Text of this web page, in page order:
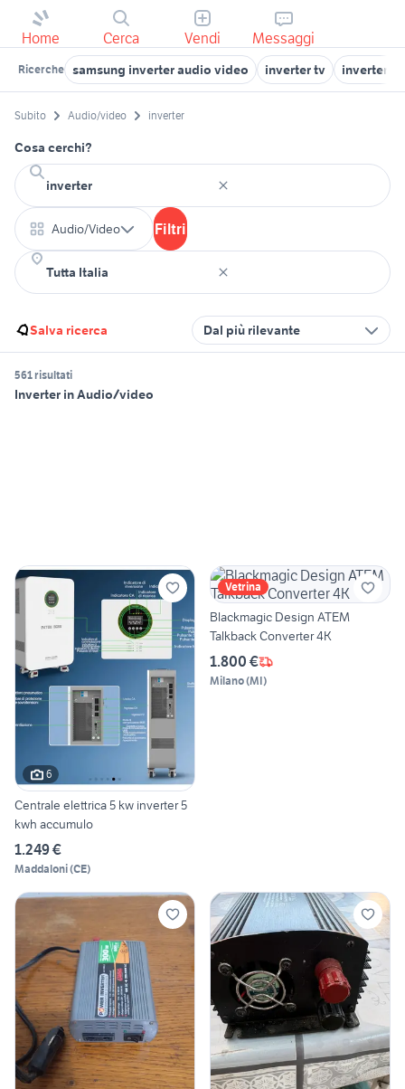
Home Cerca Vendi Messaggi
Ricerche samsung inverter audio video inverter tv inverter
Subito Audio/video inverter
Cosa cerchi?
Audio/Video Filtri
Salva ricerca Dal più rilevante
561 risultati
Inverter in Audio/video
6
Centrale elettrica 5 kw inverter 5
kwh accumulo
1.249 €
Maddaloni(CE)
Vetrina
Blackmagic Design ATEM
Talkback Converter 4K
1.800 €
Milano(MI)